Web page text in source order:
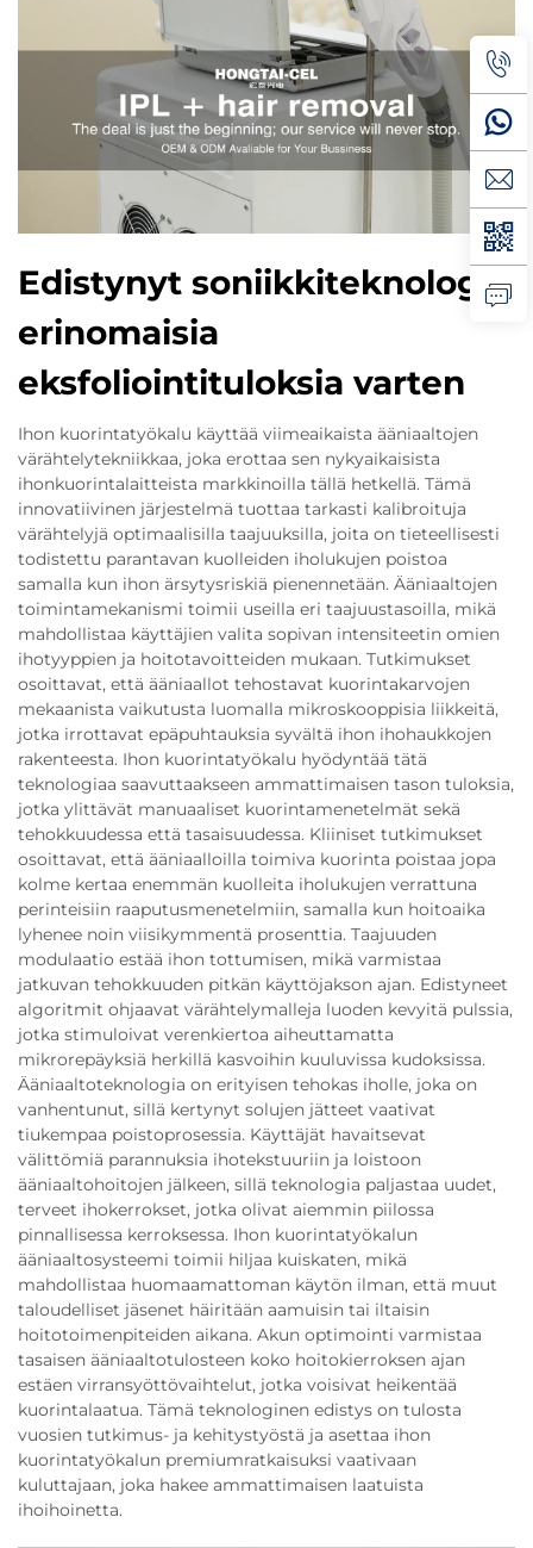
Edistynyt soniikkiteknologia
erinomaisia
eksfoliointituloksia varten
Ihon kuorintatyökalu käyttää viimeaikaista ääniaaltojen
värähtelytekniikkaa, joka erottaa sen nykyaikaisista
ihonkuorintalaitteista markkinoilla tällä hetkellä. Tämä
innovatiivinen järjestelmä tuottaa tarkasti kalibroituja
värähtelyjä optimaalisilla taajuuksilla, joita on tieteellisesti
todistettu parantavan kuolleiden iholukujen poistoa
samalla kun ihon ärsytysriskiä pienennetään. Ääniaaltojen
toimintamekanismi toimii useilla eri taajuustasoilla, mikä
mahdollistaa käyttäjien valita sopivan intensiteetin omien
ihotyyppien ja hoitotavoitteiden mukaan. Tutkimukset
osoittavat, että ääniaallot tehostavat kuorintakarvojen
mekaanista vaikutusta luomalla mikroskooppisia liikkeitä,
jotka irrottavat epäpuhtauksia syvältä ihon ihohaukkojen
rakenteesta. Ihon kuorintatyökalu hyödyntää tätä
teknologiaa saavuttaakseen ammattimaisen tason tuloksia,
jotka ylittävät manuaaliset kuorintamenetelmät sekä
tehokkuudessa että tasaisuudessa. Kliiniset tutkimukset
osoittavat, että ääniaalloilla toimiva kuorinta poistaa jopa
kolme kertaa enemmän kuolleita iholukujen verrattuna
perinteisiin raaputusmenetelmiin, samalla kun hoitoaika
lyhenee noin viisikymmentä prosenttia. Taajuuden
modulaatio estää ihon tottumisen, mikä varmistaa
jatkuvan tehokkuuden pitkän käyttöjakson ajan. Edistyneet
algoritmit ohjaavat värähtelymalleja luoden kevyitä pulssia,
jotka stimuloivat verenkiertoa aiheuttamatta
mikrorepäyksiä herkillä kasvoihin kuuluvissa kudoksissa.
Ääniaaltoteknologia on erityisen tehokas iholle, joka on
vanhentunut, sillä kertynyt solujen jätteet vaativat
tiukempaa poistoprosessia. Käyttäjät havaitsevat
välittömiä parannuksia ihotekstuuriin ja loistoon
ääniaaltohoitojen jälkeen, sillä teknologia paljastaa uudet,
terveet ihokerrokset, jotka olivat aiemmin piilossa
pinnallisessa kerroksessa. Ihon kuorintatyökalun
ääniaaltosysteemi toimii hiljaa kuiskaten, mikä
mahdollistaa huomaamattoman käytön ilman, että muut
taloudelliset jäsenet häiritään aamuisin tai iltaisin
hoitotoimenpiteiden aikana. Akun optimointi varmistaa
tasaisen ääniaaltotulosteen koko hoitokierroksen ajan
estäen virransyöttövaihtelut, jotka voisivat heikentää
kuorintalaatua. Tämä teknologinen edistys on tulosta
vuosien tutkimus- ja kehitystyöstä ja asettaa ihon
kuorintatyökalun premiumratkaisuksi vaativaan
kuluttajaan, joka hakee ammattimaisen laatuista
ihoihoinetta.